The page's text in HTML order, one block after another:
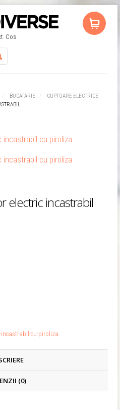
Cos
BUCATARIE
CUPTOARE ELECTRICE
electric incastrabil
incastrabil-cu-piroliza.
(0)
Remember Me